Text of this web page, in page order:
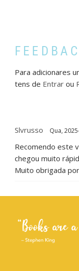
Para adicionares
tens de Entrar ou
Slvrusso Qua,
Recomendo este
chegou muito
Muito obrigada